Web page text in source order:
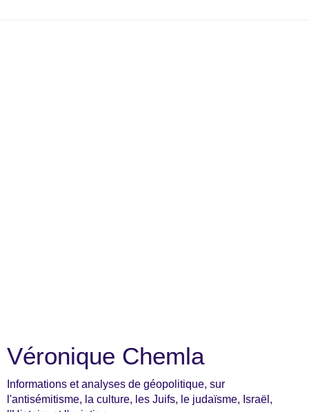
Véronique Chemla
Informations et analyses de géopolitique, sur
l'antisémitisme, la culture, les Juifs, le judaïsme, Israël,